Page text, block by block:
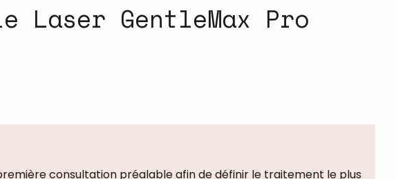
GentleMax Pro
consultation préalable afin de définir le traitement le plus